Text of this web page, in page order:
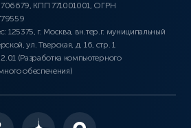
КПП 771001001, ОГРН
125375, г. Москва, вн.тер.г. муниципальный
ул. Тверская, д. 16, стр. 1
(Разработка компьютерного
обеспечения)